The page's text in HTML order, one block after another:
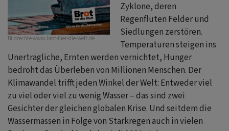
Bildrechtewww.brot-fuer-die-welt.de
Zyklone, deren
Regenfluten Felder und
Siedlungen zerstören.
Temperaturen steigen ins
Unerträgliche, Ernten werden vernichtet, Hunger
bedroht das Überleben von Millionen Menschen. Der
Klimawandel trifft jeden Winkel der Welt: Entweder viel
zu viel oder viel zu wenig Wasser ‒ das sind zwei
Gesichter der gleichen globalen Krise. Und seitdem die
Wassermassen in Folge von Starkregen auch in vielen